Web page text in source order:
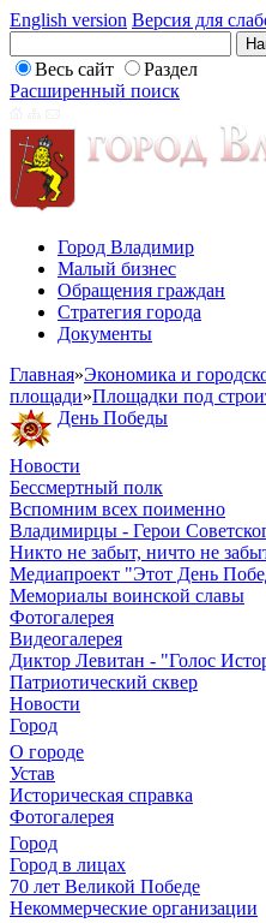
English version Версия для
Весь сайт
Раздел
Расширенный поиск
Город Владимир
Малый бизнес
Обращения граждан
Стратегия города
Документы
Главная»Экономика и
площади»Площадки под
День Победы
Новости
Бессмертный полк
Вспомним всех поименно
Владимирцы - Герои
Никто не забыт, ничто не
Медиапроект "Этот День
Мемориалы воинской славы
Фотогалерея
Видеогалерея
Диктор Левитан - "Голос
Патриотический сквер
Новости
Город
О городе
Устав
Историческая справка
Фотогалерея
Город
Город в лицах
70 лет Великой Победе
Некоммерческие организации